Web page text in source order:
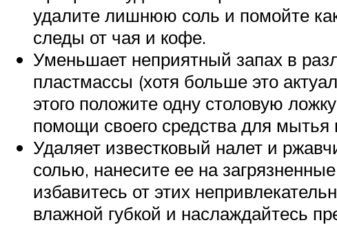
удалите лишнюю соль и помойте
следы от чая и кофе.
Уменьшает неприятный запах в
пластмассы (хотя больше это
этого положите одну столовую
помощи своего средства для мытья
Удаляет известковый налет и
солью, нанесите ее на
избавитесь от этих
влажной губкой и наслаждайтесь